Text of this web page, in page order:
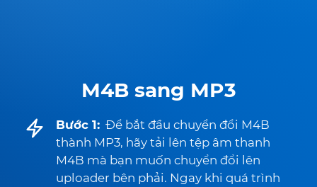
M4B sang MP3
Bước 1: Để bắt đầu chuyển đổi M4B
thành MP3, hãy tải lên tệp âm thanh
M4B mà bạn muốn chuyển đổi lên
uploader bên phải. Ngay khi quá trình